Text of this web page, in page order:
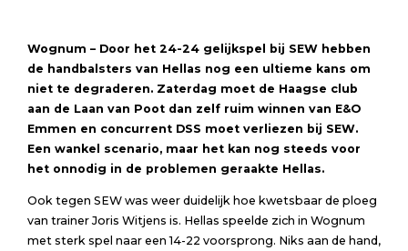
Wognum – Door het 24-24 gelijkspel bij SEW hebben
de handbalsters van Hellas nog een ultieme kans om
niet te degraderen. Zaterdag moet de Haagse club
aan de Laan van Poot dan zelf ruim winnen van E&O
Emmen en concurrent DSS moet verliezen bij SEW.
Een wankel scenario, maar het kan nog steeds voor
het onnodig in de problemen geraakte Hellas.
Ook tegen SEW was weer duidelijk hoe kwetsbaar de ploeg
van trainer Joris Witjens is. Hellas speelde zich in Wognum
met sterk spel naar een 14-22 voorsprong. Niks aan de hand,